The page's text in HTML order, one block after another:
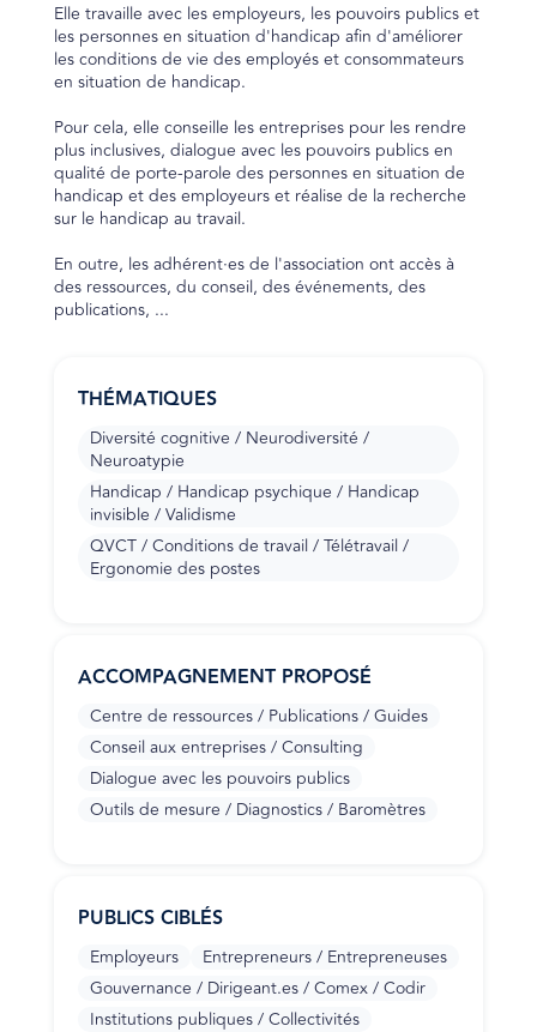
Elle travaille avec les employeurs, les pouvoirs publics et
les personnes en situation d'handicap afin d'améliorer
les conditions de vie des employés et consommateurs
en situation de handicap.
Pour cela, elle conseille les entreprises pour les rendre
plus inclusives, dialogue avec les pouvoirs publics en
qualité de porte-parole des personnes en situation de
handicap et des employeurs et réalise de la recherche
sur le handicap au travail.
En outre, les adhérent·es de l'association ont accès à
des ressources, du conseil, des événements, des
publications, ...
THÉMATIQUES
Diversité cognitive / Neurodiversité /
Neuroatypie
Handicap / Handicap psychique / Handicap
invisible / Validisme
QVCT / Conditions de travail / Télétravail /
Ergonomie des postes
ACCOMPAGNEMENT PROPOSÉ
Centre de ressources / Publications / Guides
Conseil aux entreprises / Consulting
Dialogue avec les pouvoirs publics
Outils de mesure / Diagnostics / Baromètres
PUBLICS CIBLÉS
Employeurs
Entrepreneurs / Entrepreneuses
Gouvernance / Dirigeant.es / Comex / Codir
Institutions publiques / Collectivités